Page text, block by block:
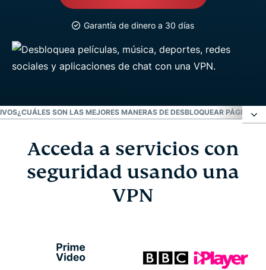
Garantía de dinero a 30 días
¿CUÁLES SON LAS MEJORES MANERAS DE DESBLOQUEAR PÁGINAS
Acceda a servicios con seguridad usando una
¿Cómo logra desbloquear páginas web una VPN?
Acceda a servicios con
seguridad usando una
VPN